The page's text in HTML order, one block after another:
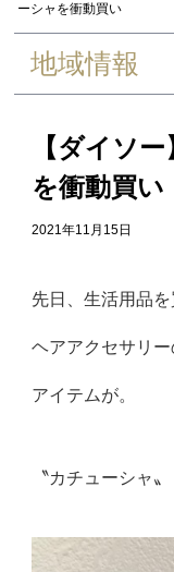
ーシャを衝動買い
地域情報
【ダイソ
を衝動買い
2021年11月15日
先日、生活用品
ヘアアクセサリ
アイテムが。
〝カチューシャ